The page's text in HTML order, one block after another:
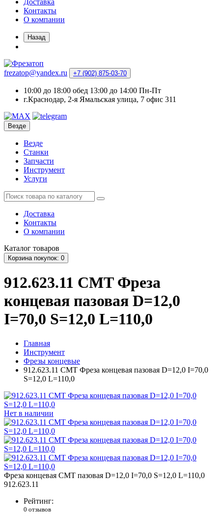
Доставка
Контакты
О компании
Назад
frezatop@yandex.ru +7 (902) 875-03-70
10:00 до 18:00 обед 13:00 до 14:00 Пн-Пт
г.Краснодар, 2-я Ямальская улица, 7 офис 311
Везде
Везде
Станки
Запчасти
Инструмент
Услуги
Доставка
Контакты
О компании
Каталог товаров
Корзинапокупок: 0
912.623.11 CMT Фреза
концевая пазовая D=12,0
I=70,0 S=12,0 L=110,0
Главная
Инструмент
Фрезы концевые
912.623.11 CMT Фреза концевая пазовая D=12,0 I=70,0
S=12,0 L=110,0
Нет в наличии
Фреза концевая CMT пазовая D=12,0 I=70,0 S=12,0 L=110,0
912.623.11
Рейтинг:
0 отзывов